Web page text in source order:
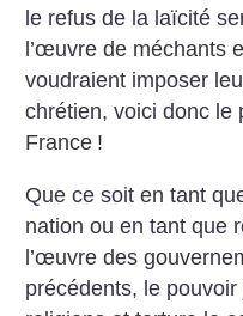
le refus de la laïcité
l’œuvre de méchants
voudraient imposer
chrétien, voici donc le
France !
Que ce soit en tant
nation ou en tant que
l’œuvre des
précédents, le